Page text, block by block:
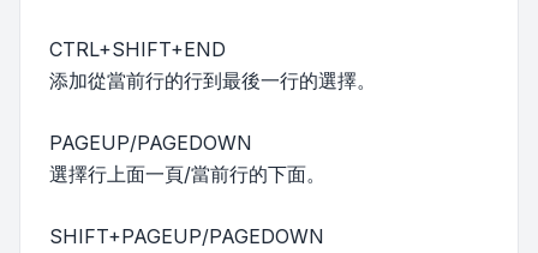
CTRL+SHIFT+END
添加從當前行的行到最後一行的選擇。
PAGEUP/PAGEDOWN
選擇行上面一頁/當前行的下面。
SHIFT+PAGEUP/PAGEDOWN